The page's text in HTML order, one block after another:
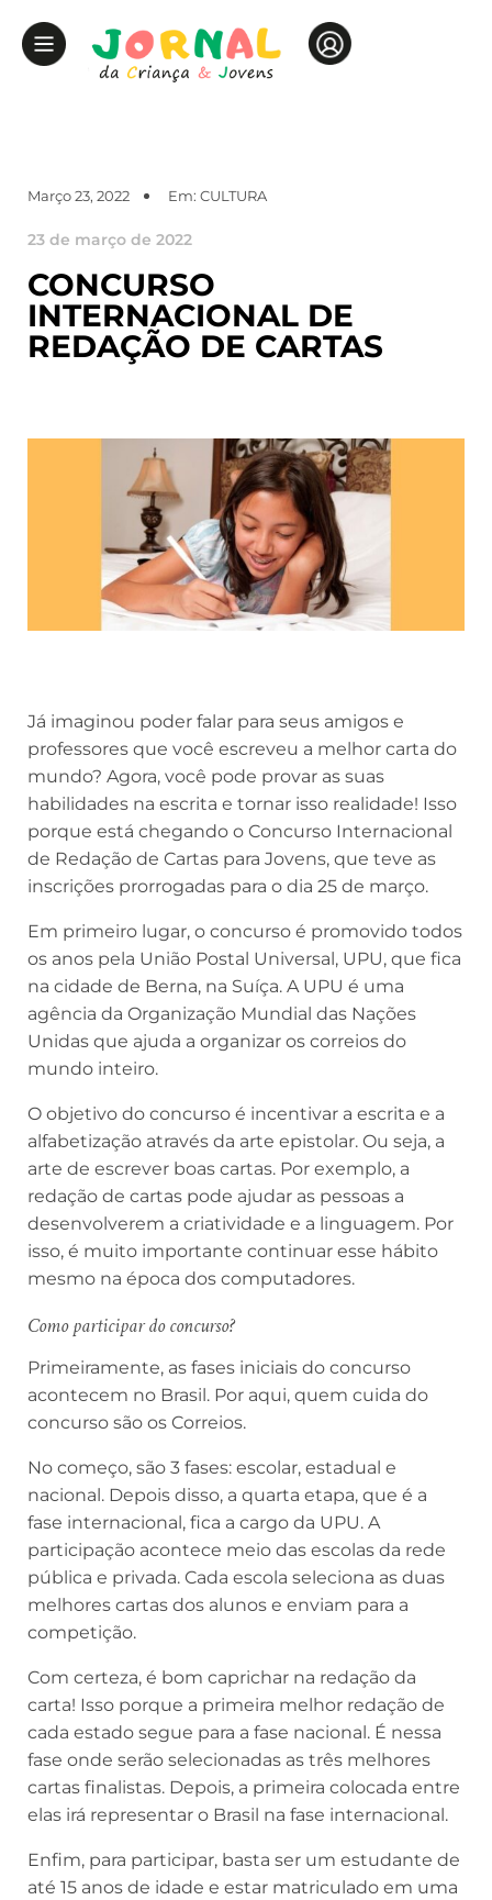
Março 23, 2022 Em: CULTURA
23 de março de 2022
CONCURSO
INTERNACIONAL DE
REDAÇÃO DE CARTAS
Já imaginou poder falar para seus amigos e
professores que você escreveu a melhor carta do
mundo? Agora, você pode provar as suas
habilidades na escrita e tornar isso realidade! Isso
porque está chegando o Concurso Internacional
de Redação de Cartas para Jovens, que teve as
inscrições prorrogadas para o dia 25 de março.
Em primeiro lugar, o concurso é promovido todos
os anos pela União Postal Universal, UPU, que fica
na cidade de Berna, na Suíça. A UPU é uma
agência da Organização Mundial das Nações
Unidas que ajuda a organizar os correios do
mundo inteiro.
O objetivo do concurso é incentivar a escrita e a
alfabetização através da arte epistolar. Ou seja, a
arte de escrever boas cartas. Por exemplo, a
redação de cartas pode ajudar as pessoas a
desenvolverem a criatividade e a linguagem. Por
isso, é muito importante continuar esse hábito
mesmo na época dos computadores.
Como participar do concurso?
Primeiramente, as fases iniciais do concurso
acontecem no Brasil. Por aqui, quem cuida do
concurso são os Correios.
No começo, são 3 fases: escolar, estadual e
nacional. Depois disso, a quarta etapa, que é a
fase internacional, fica a cargo da UPU. A
participação acontece meio das escolas da rede
pública e privada. Cada escola seleciona as duas
melhores cartas dos alunos e enviam para a
competição.
Com certeza, é bom caprichar na redação da
carta! Isso porque a primeira melhor redação de
cada estado segue para a fase nacional. É nessa
fase onde serão selecionadas as três melhores
cartas finalistas. Depois, a primeira colocada entre
elas irá representar o Brasil na fase internacional.
Enfim, para participar, basta ser um estudante de
até 15 anos de idade e estar matriculado em uma